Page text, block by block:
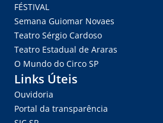
FÉSTIVAL
Semana Guiomar Novaes
Teatro Sérgio Cardoso
Teatro Estadual de Araras
O Mundo do Circo SP
Links Úteis
Ouvidoria
Portal da transparência